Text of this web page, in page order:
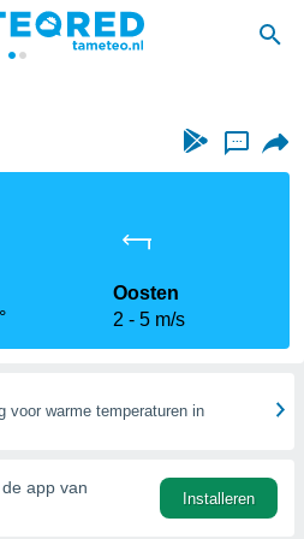
...
Oosten
2
5 m/s
voor warme temperaturen in
de app van
Installeren